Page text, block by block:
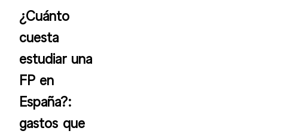
¿Cuánto
cuesta
estudiar una
FP en
España?:
gastos que